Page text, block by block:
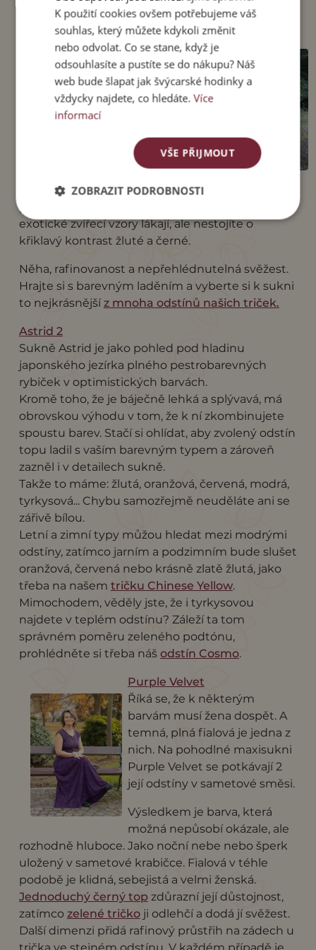
dojem.
Mint Leopard
V daleké Himaláji tiše
našlapuje modrým sněhem.
Irbis, sněžný leopard.
Zabloudil snad i na naši
mrazivě modrou, doslova
Jemné ledové odstíny modré
a zároveň živočišnost, to je
kombinace, s kterou
překvapíte. Je tu pro ty z vás, koho možná
exotické zvířecí vzory lákají, ale nestojíte o
křiklavý kontrast žluté a černé.
Něha, rafinovanost a nepřehlédnutelná svěžest.
Hrajte si s barevným laděním a vyberte si k sukni
to nejkrásnější z mnoha odstínů našich triček.
Astrid 2
Sukně Astrid je jako pohled pod hladinu
japonského jezírka plného pestrobarevných
rybiček v optimistických barvách.
Kromě toho, že je báječně lehká a splývavá, má
obrovskou výhodu v tom, že k ní zkombinujete
spoustu barev. Stačí si ohlídat, aby zvolený odstín
topu ladil s vaším barevným typem a zároveň
zazněl i v detailech sukně.
Takže to máme: žlutá, oranžová, červená, modrá,
tyrkysová... Chybu samozřejmě neuděláte ani se
zářivě bílou.
Letní a zimní typy můžou hledat mezi modrými
odstíny, zatímco jarním a podzimním bude slušet
oranžová, červená nebo krásně zlatě žlutá, jako
třeba na našem tričku Chinese Yellow.
Mimochodem, věděly jste, že i tyrkysovou
najdete v teplém odstínu? Záleží ta tom
správném poměru zeleného podtónu,
prohlédněte si třeba náš odstín Cosmo.
Purple Velvet
Říká se, že k některým
barvám musí žena dospět. A
temná, plná fialová je jedna z
nich. Na pohodlné maxisukni
Purple Velvet se potkávají 2
její odstíny v sametové směsi.
Výsledkem je barva, která
možná nepůsobí okázale, ale
rozhodně hluboce. Jako noční nebe nebo šperk
uložený v sametové krabičce. Fialová v téhle
podobě je klidná, sebejistá a velmi ženská.
Jednoduchý černý top zdůrazní její důstojnost,
zatímco zelené tričkoji odlehčí a dodá jí svěžest.
Další dimenzi přidá rafinový průstřih na zádech u
trička ve stejném odstínu. V každém případě je
K použití cookies ovšem potřebujeme váš
souhlas, který můžete kdykoli změnit
nebo odvolat. Co se stane, když je
odsouhlasíte a pustíte se do nákupu? Náš
web bude šlapat jak švýcarské hodinky a
vždycky najdete, co hledáte.Více
informací
VŠE PŘIJMOUT
ZOBRAZIT PODROBNOSTI